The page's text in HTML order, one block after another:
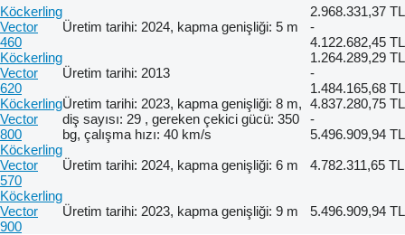
Köckerling
Vector
460
Üretim tarihi: 2024, kapma genişliği: 5 m
2.968.331,37 TL
-
4.122.682,45 TL
Köckerling
Vector
620
Üretim tarihi: 2013
1.264.289,29 TL
-
1.484.165,68 TL
Köckerling
Vector
800
Üretim tarihi: 2023, kapma genişliği: 8 m,
diş sayısı: 29 , gereken çekici gücü: 350
bg, çalışma hızı: 40 km/s
4.837.280,75 TL
-
5.496.909,94 TL
Köckerling
Vector
570
Üretim tarihi: 2024, kapma genişliği: 6 m
4.782.311,65 TL
Köckerling
Vector
900
Üretim tarihi: 2023, kapma genişliği: 9 m 5.496.909,94 TL